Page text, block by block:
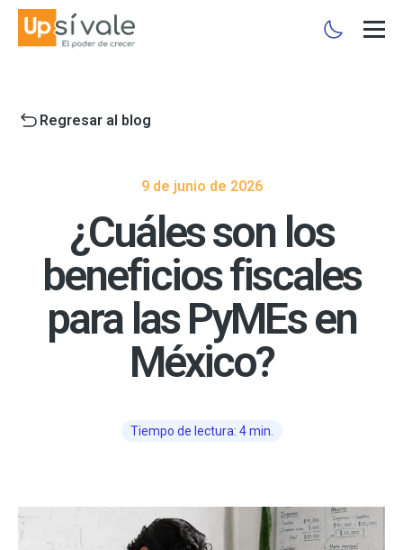
Regresar al blog
9 de junio de 2026
¿Cuáles son los
beneficios fiscales
para las PyMEs en
México?
Tiempo de lectura: 4 min.